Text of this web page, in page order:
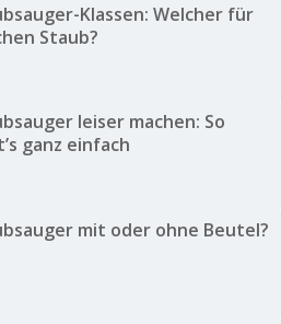
Klassen: Welcher für
Staub?
leiser machen: So
ganz einfach
mit oder ohne Beutel?